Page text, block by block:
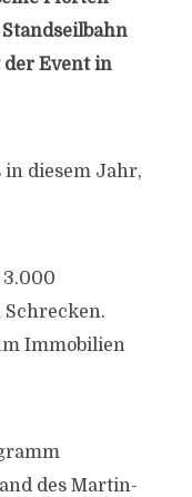
Event in
in diesem Jahr,
3.000
Immobilien
des Martin-